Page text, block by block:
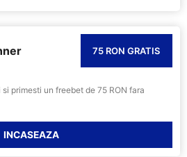
75 RON GRATIS
primesti un freebet de 75 RON fara
INCASEAZA